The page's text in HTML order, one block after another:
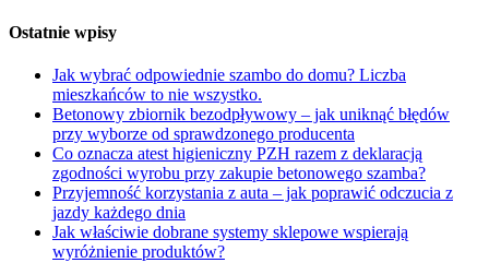
Ostatnie wpisy
Jak wybrać odpowiednie szambo do domu? Liczba
mieszkańców to nie wszystko.
Betonowy zbiornik bezodpływowy – jak uniknąć błędów
przy wyborze od sprawdzonego producenta
Co oznacza atest higieniczny PZH razem z deklaracją
zgodności wyrobu przy zakupie betonowego szamba?
Przyjemność korzystania z auta – jak poprawić odczucia z
jazdy każdego dnia
Jak właściwie dobrane systemy sklepowe wspierają
wyróżnienie produktów?